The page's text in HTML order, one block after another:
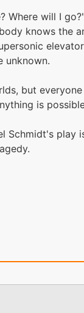
Where will I
knows the
unknown.
but
is
Schmidt's play